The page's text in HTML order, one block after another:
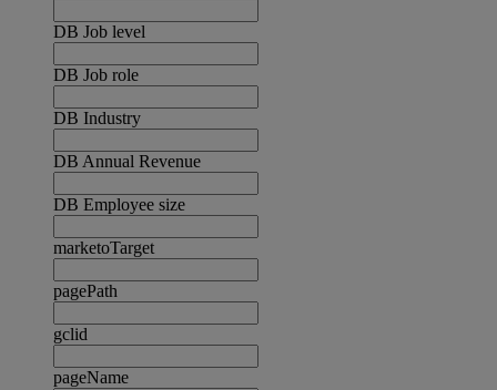
DB Job level
DB Job role
DB Industry
DB Annual Revenue
DB Employee size
marketoTarget
pagePath
gclid
pageName